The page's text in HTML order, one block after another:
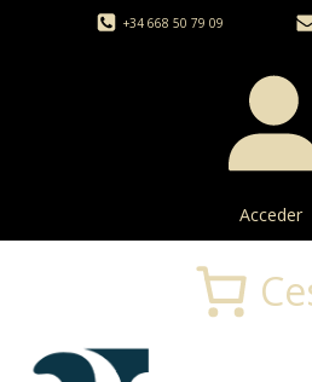
+34 668 50 79 09
Acceder